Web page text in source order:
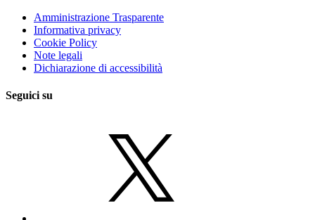
Amministrazione Trasparente
Informativa privacy
Cookie Policy
Note legali
Dichiarazione di accessibilità
Seguici su